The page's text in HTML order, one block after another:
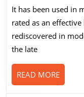
It has been used in
rated as an
rediscovered in
the late
READ MOREREAD
MORE